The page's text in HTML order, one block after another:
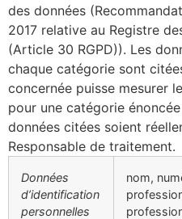
des données
2017 relative au Registre
(Article 30 RGPD)). Les
chaque catégorie sont
concernée puisse mesurer
pour une catégorie
données citées soient
Responsable de traitement.
Données
d’identification
personnelles
nom,